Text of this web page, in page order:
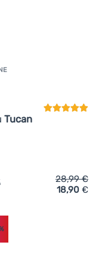
Zulu Indi 1,3l'
Tucan
Vergleich 'Pfanne
28,99€
18,90 €